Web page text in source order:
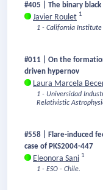
#405 | The binary black
Javier Roulet 1
1 - California Institute
#011 | On the
driven hypernov
Laura Marcela
1 - Universidad
Relativistic
#558 | Flare-induced
case of PKS2004-447
Eleonora Sani 1
1 - ESO - Chile.